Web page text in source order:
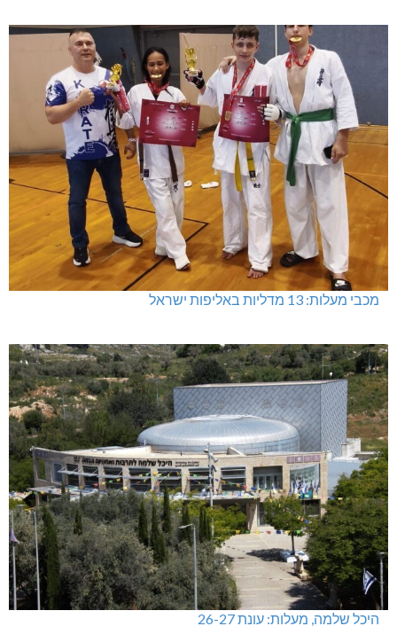
מעלות-תרשיחא: פסטיבל "באגליל - שכנים"
מתחברים: הגליל המערבי והעליון